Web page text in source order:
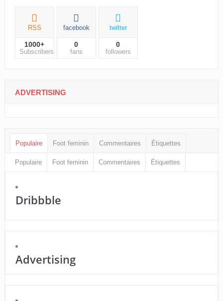
RSS
1000+
Subscribers
facebook
0
fans
twitter
0
followers
ADVERTISING
Populaire Foot feminin Commentaires Étiquettes
Populaire Foot feminin Commentaires Étiquettes
Dribbble
Advertising